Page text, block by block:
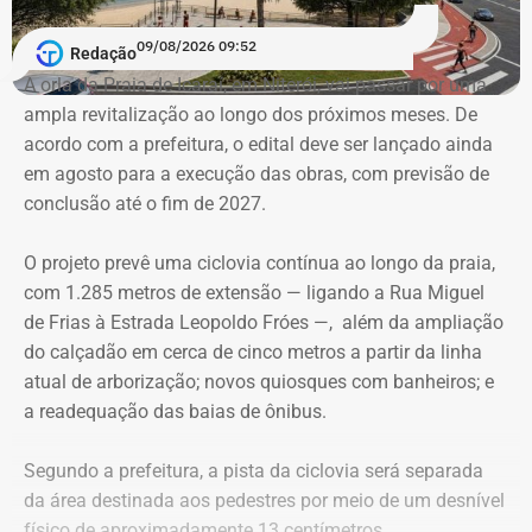
E as artes do bruxo vão mais longe e criam outra
conexão. O arquiteto e historiador Nireu Cavalcanti tem
um sonho. Nele, caminham pelas ruas do Rio de Janeiro
Bentinho, olhando para os lados, desconfiado do que
aconteceu no passado. O filósofo Quincas Borba filosofa
e se pergunta onde errou. Ao mesmo tempo, o transeunte
interpretados por um tal Dr. Simão Bacamarte, que não
hesitará em levar o desavisado para uma internação
compulsória. Na mente de Nireu, os personagens de um
dos maiores escritores brasileiros de todos os tempos,
Machado de Assis, passeiam por aí, a clamar, como
fantasmas, um caminho delimitado por “templos” onde o
Redação09/08/2026 09:52
A orla da Praia de Icaraí, em Niterói, vai passar por uma
ampla revitalização ao longo dos próximos meses. De
acordo com a prefeitura, o edital deve ser lançado ainda
em agosto para a execução das obras, com previsão de
conclusão até o fim de 2027.
O projeto prevê uma ciclovia contínua ao longo da praia,
com 1.285 metros de extensão — ligando a Rua Miguel
de Frias à Estrada Leopoldo Fróes —, além da ampliação
do calçadão em cerca de cinco metros a partir da linha
atual de arborização; novos quiosques com banheiros; e
a readequação das baias de ônibus.
Segundo a prefeitura, a pista da ciclovia será separada
da área destinada aos pedestres por meio de um desnível